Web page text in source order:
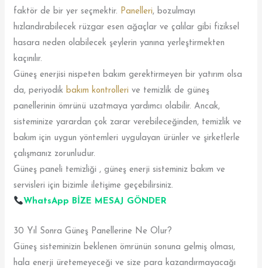
faktör de bir yer seçmektir. Panelleri, bozulmayı
hızlandırabilecek rüzgar esen ağaçlar ve çalılar gibi fiziksel
hasara neden olabilecek şeylerin yanına yerleştirmekten
kaçınılır.
Güneş enerjisi nispeten bakım gerektirmeyen bir yatırım olsa
da, periyodikbakım kontrolleri ve temizlik de güneş
panellerinin ömrünü uzatmaya yardımcı olabilir. Ancak,
sisteminize yarardan çok zarar verebileceğinden, temizlik ve
bakım için uygun yöntemleri uygulayan ürünler ve şirketlerle
çalışmanız zorunludur.
Güneş paneli temizliği , güneş enerji sisteminiz bakım ve
servisleri için bizimle iletişime geçebilirsiniz.
WhatsApp BİZE MESAJ GÖNDER
30 Yıl Sonra Güneş Panellerine Ne Olur?
Güneş sisteminizin beklenen ömrünün sonuna gelmiş olması,
hala enerji üretemeyeceği ve size para kazandırmayacağı